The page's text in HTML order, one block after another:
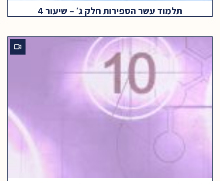
תלמוד עשר הספירות חלק ג׳ – שיעור 4